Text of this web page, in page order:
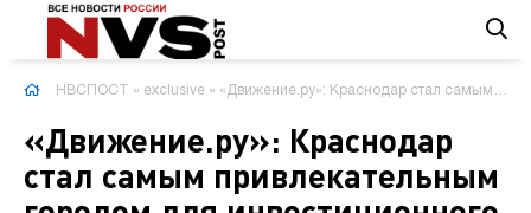
НВСПОСТ » exclusive » «Движение.ру»: Краснодар стал самым привлекательным городом для инвестиционного жилья
«Движение.ру»: Краснодар
стал самым привлекательным